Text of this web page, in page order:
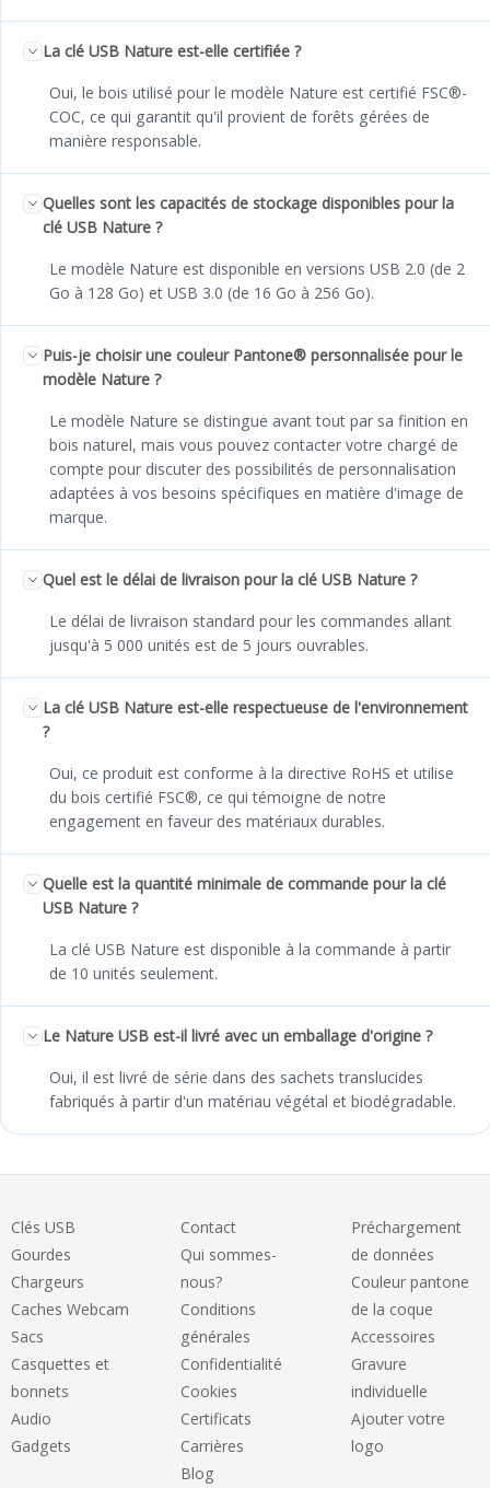
La clé USB Nature est-elle certifiée ?
Oui, le bois utilisé pour le modèle Nature est certifié FSC®-
COC, ce qui garantit qu'il provient de forêts gérées de
manière responsable.
Quelles sont les capacités de stockage disponibles pour la
clé USB Nature ?
Le modèle Nature est disponible en versions USB 2.0 (de 2
Go à 128 Go) et USB 3.0 (de 16 Go à 256 Go).
Puis-je choisir une couleur Pantone® personnalisée pour le
modèle Nature ?
Le modèle Nature se distingue avant tout par sa finition en
bois naturel, mais vous pouvez contacter votre chargé de
compte pour discuter des possibilités de personnalisation
adaptées à vos besoins spécifiques en matière d'image de
marque.
Quel est le délai de livraison pour la clé USB Nature ?
Le délai de livraison standard pour les commandes allant
jusqu'à 5 000 unités est de 5 jours ouvrables.
La clé USB Nature est-elle respectueuse de l'environnement
?
Oui, ce produit est conforme à la directive RoHS et utilise
du bois certifié FSC®, ce qui témoigne de notre
engagement en faveur des matériaux durables.
Quelle est la quantité minimale de commande pour la clé
USB Nature ?
La clé USB Nature est disponible à la commande à partir
de 10 unités seulement.
Le Nature USB est-il livré avec un emballage d'origine ?
Oui, il est livré de série dans des sachets translucides
fabriqués à partir d'un matériau végétal et biodégradable.
Clés USB
Gourdes
Chargeurs
Caches Webcam
Sacs
Casquettes et
bonnets
Audio
Gadgets
Contact
Qui sommes-
nous?
Conditions
générales
Confidentialité
Cookies
Certificats
Carrières
Blog
Préchargement
de données
Couleur pantone
de la coque
Accessoires
Gravure
individuelle
Ajouter votre
logo